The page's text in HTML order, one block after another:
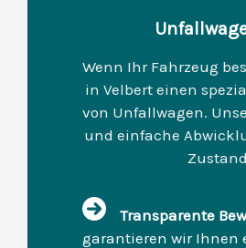
Wenn Ihr Fahrzeug
in Velbert einen
von Unfallwagen.
und einfache
Transparente
garantieren wir Ihnen